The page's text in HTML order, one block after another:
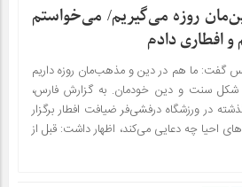
روزه می‌گیریم/ می‌خواستم
افطاری دادم
گفت: ما هم در دین و مذهب‌مان روزه‌ داریم
شکل سنت و دین خودمان. به گزارش فارس،
در ورزشگاه درفشی‌فر ضیافت افطار برگزار
احیا چه دعایی می‌کند، اظهار داشت: قبل از